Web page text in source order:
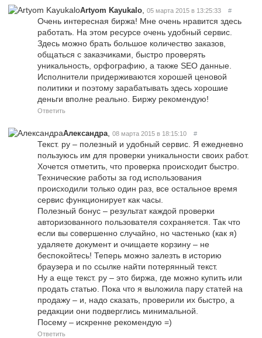
Artyom Kayukalo 05 марта 2015 в 13:25:33 #
Очень интересная биржа! Мне очень нравится здесь
работать. На этом ресурсе очень удобный сервис.
Здесь можно брать большое количество заказов,
общаться с заказчиками, быстро проверять
уникальность, орфографию, а также SEO данные.
Исполнители придерживаются хорошей ценовой
политики и поэтому зарабатывать здесь хорошие
деньги вполне реально. Биржу рекомендую!
Ответить
Александра 08 марта 2015 в 18:15:10 #
Текст. ру – полезный и удобный сервис. Я ежедневно
пользуюсь им для проверки уникальности своих работ.
Хочется отметить, что проверка происходит быстро.
Технические работы за год использования
происходили только один раз, все остальное время
сервис функционирует как часы.
Полезный бонус – результат каждой проверки
авторизованного пользователя сохраняется. Так что
если вы совершенно случайно, но частенько (как я)
удаляете документ и очищаете корзину – не
беспокойтесь! Теперь можно залезть в историю
браузера и по ссылке найти потерянный текст.
Ну а еще текст. ру – это биржа, где можно купить или
продать статью. Пока что я выложила пару статей на
продажу – и, надо сказать, проверили их быстро, а
редакции они подверглись минимальной.
Посему – искренне рекомендую =)
Ответить